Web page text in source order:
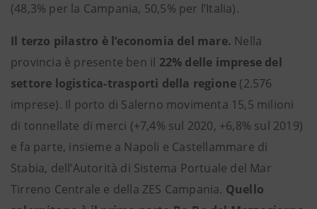
(48,3% per la Campania, 50,5% per l’Italia).
Il terzo pilastro è l’economia del mare. Nella
provincia è presente ben il 22% delle imprese del
settore logistica-trasporti della regione (2.576
imprese). Il porto di Salerno movimenta 15,5 milioni
di tonnellate di merci (+7,4% sul 2020, +6,8% sul 2019)
e fa parte, insieme a Napoli e Castellammare di
Stabia, dell’Autorità di Sistema Portuale del Mar
Tirreno Centrale e della ZES Campania. Quello